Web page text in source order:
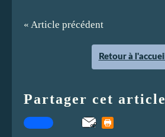
« Article précédent
Retour à l'accueil
Partager cet article